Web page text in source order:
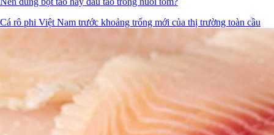
Cá rô phi Việt Nam trước khoảng trống mới của thị trường toàn cầu